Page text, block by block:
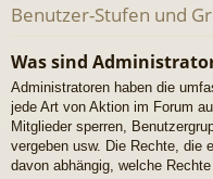
Benutzer-Stufen und
Was sind
Administratoren haben die
jede Art von Aktion im Forum
Mitglieder sperren,
vergeben usw. Die Rechte, die
davon abhängig, welche